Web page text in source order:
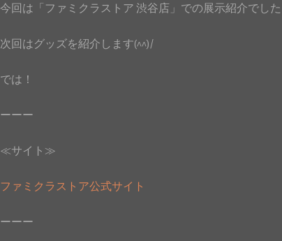
今回は「ファミクラストア 渋谷店」での展示紹介でし
次回はグッズを紹介します(^^)/
では！
ーーー
≪サイト≫
ファミクラストア公式サイト
ーーー